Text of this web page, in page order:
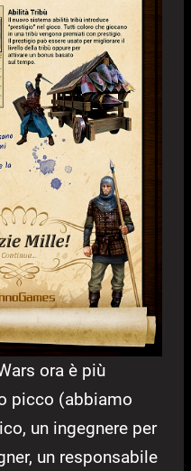
ora è più
picco (abbiamo
un ingegnere per
un responsabile